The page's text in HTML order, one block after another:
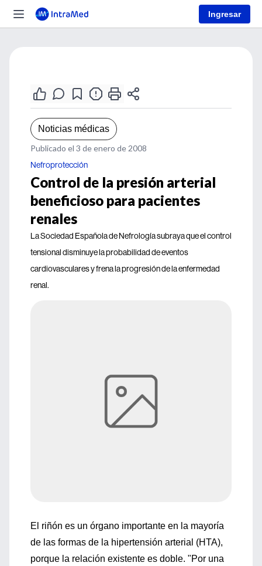
Ingresar
Noticias médicas
Publicado el 3 de enero de 2008
Nefroprotección
Control de la presión arterial
beneficioso para pacientes
renales
La Sociedad Española de Nefrología subraya que el control
tensional disminuye la probabilidad de eventos
cardiovasculares y frena la progresión de la enfermedad
renal.
El riñón es un órgano importante en la mayoría
de las formas de la hipertensión arterial (HTA),
porque la relación existente es doble. "Por una